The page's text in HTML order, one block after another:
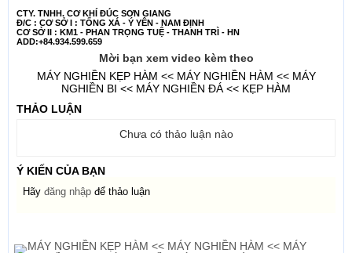
CTY. TNHH. CƠ KHÍ ĐÚC SƠN GIANG
Đ/C : CƠ SỞ I : TỐNG XÁ - Ý YÊN - NAM ĐỊNH
CƠ SỞ II : KM1 - PHAN TRỌNG TUỆ - THANH TRÌ - HN
ADD:+84.934.599.659
Mời bạn xem video kèm theo
MÁY NGHIỀN KẸP HÀM << MÁY NGHIỀN HÀM << MÁY
NGHIỀN BI << MÁY NGHIỀN ĐÁ << KẸP HÀM
THẢO LUẬN
Chưa có thảo luận nào
Ý KIẾN CỦA BẠN
Hãy đăng nhập để thảo luận
MÁY NGHIỀN KẸP HÀM << MÁY NGHIỀN HÀM << MÁY